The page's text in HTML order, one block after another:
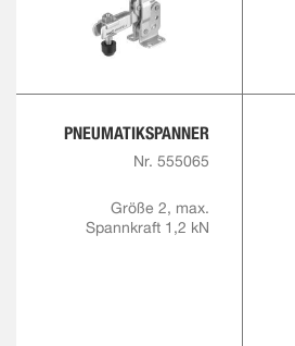
PNEUMATIKSPANNER
Nr. 555065
Größe 2, max.
Spannkraft 1,2 kN